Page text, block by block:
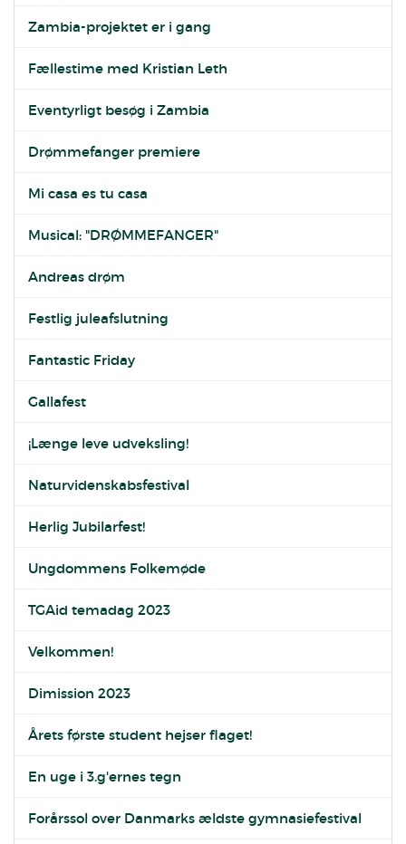
Zambia-projektet er i gang
Fællestime med Kristian Leth
Eventyrligt besøg i Zambia
Drømmefanger premiere
Mi casa es tu casa
Musical: "DRØMMEFANGER"
Andreas drøm
Festlig juleafslutning
Fantastic Friday
Gallafest
¡Længe leve udveksling!
Naturvidenskabsfestival
Herlig Jubilarfest!
Ungdommens Folkemøde
TGAid temadag 2023
Velkommen!
Dimission 2023
Årets første student hejser flaget!
En uge i 3.g'ernes tegn
Forårssol over Danmarks ældste gymnasiefestival